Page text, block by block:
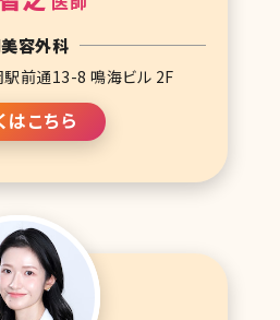
容外科
前通13-8 鳴海ビル 2F
はこちら